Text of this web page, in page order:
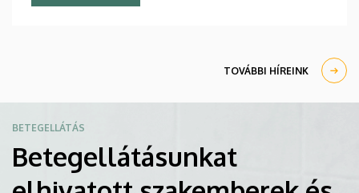
Fesztiválon. A Debreceni Egyetem Klinikai
Egyetem téren felállított faházaknál, illetve a
Központban.
TOVÁBBI HÍREINK
BETEGELLÁTÁS
Betegellátásunkat